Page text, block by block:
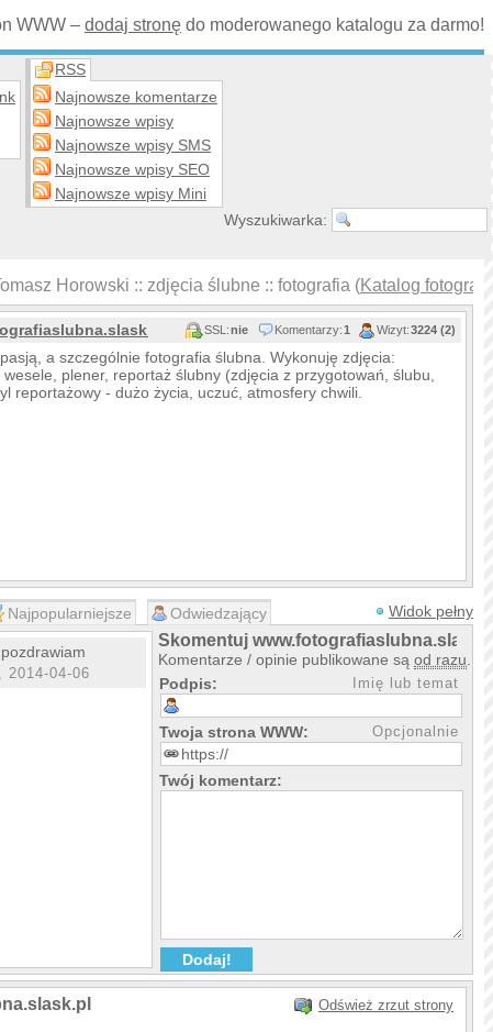
WWW – dodaj stronę do moderowanego katalogu za darmo!
RSS
Najnowsze komentarze
Najnowsze wpisy
Najnowsze wpisy SMS
Najnowsze wpisy SEO
Najnowsze wpisy Mini
Wyszukiwarka:
Horowski :: zdjęcia ślubne :: fotografia (Katalog fotografia
SSL:nie Komentarzy:1 Wizyt:3224 (2)
a szczególnie fotografia ślubna. Wykonuję zdjęcia:
plener, reportaż ślubny (zdjęcia z przygotowań, ślubu,
reportażowy - dużo życia, uczuć, atmosfery chwili.
Najpopularniejsze Odwiedzający Widok pełny
, 2014-04-06
Skomentuj www.fotografiaslubna.slask.pl
Komentarze / opinie publikowane są od razu
Podpis:
Imię lub temat
Twoja strona WWW: Opcjonalnie
Twój komentarz:
Odśwież zrzut strony